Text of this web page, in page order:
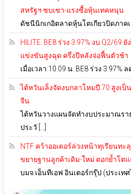
สหรัฐฯ ซบเซา-แรงซื้อหุ้นเทคหนุน
ดัชนีนิกเกอิตลาดหุ้นโตเกียวปิดภาคเ
HILITE: BE8 ร่วง 3.97% งบ Q2/69
แข่งขันสูงฉุด ครึ่งปีหลังจ่อฟื้นตัวช้า
เมื่อเวลา 10.09 น. BE8 ร่วง 3.97%
ไต้หวันเล็งจัดงบกลาโหมปี 70 สูงเ
จีน
ไต้หวันวางแผนจัดทำงบประมาณรา
ประวั […]
NTF คว้าออเดอร์ล่วงหน้าทุเรียนทะ
ขยายฐานลูกค้าเดิม-ใหม่ ตอกย้ำโตแ
บมจ.เอ็นทีเอฟ อินเตอร์กรุ๊ป (ประเทศ